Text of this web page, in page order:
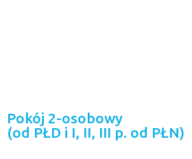
Pokój 2-osobowy
(od PŁD i I, II, III p. od PŁN)